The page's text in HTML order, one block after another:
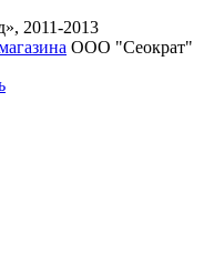
2011-2013
ООО "Сеократ"